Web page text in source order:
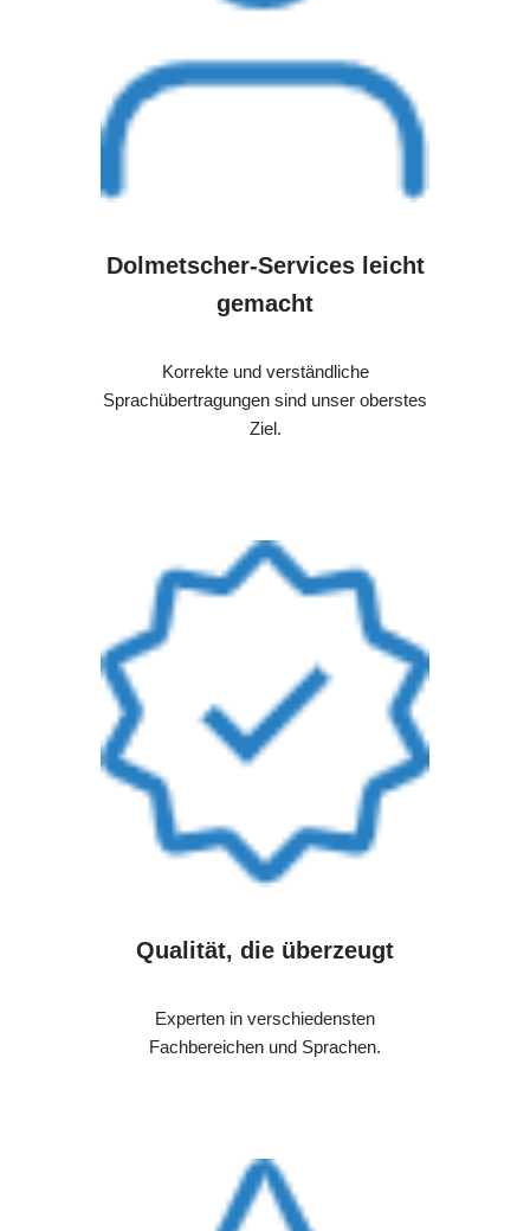
Dolmetscher-Services leicht
gemacht
Korrekte und verständliche
Sprachübertragungen sind unser oberstes
Ziel.
Qualität, die überzeugt
Experten in verschiedensten
Fachbereichen und Sprachen.